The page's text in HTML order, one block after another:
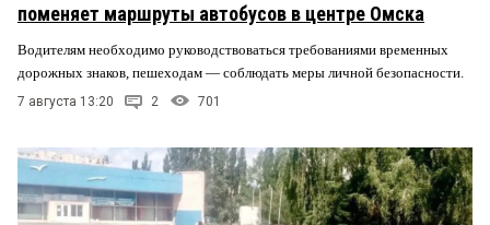
поменяет маршруты автобусов в центре Омска
Водителям необходимо руководствоваться требованиями временных
дорожных знаков, пешеходам — соблюдать меры личной безопасности.
7 августа 13:20 2 701